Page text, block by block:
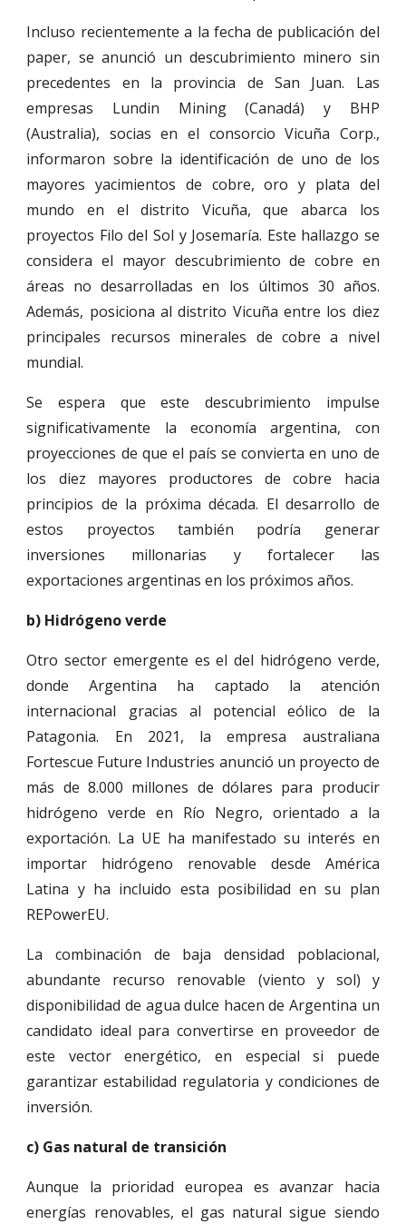
Incluso recientemente a la fecha de publicación del
paper, se anunció un descubrimiento minero sin
precedentes en la provincia de San Juan. Las
empresas Lundin Mining (Canadá) y BHP
(Australia), socias en el consorcio Vicuña Corp.,
informaron sobre la identificación de uno de los
mayores yacimientos de cobre, oro y plata del
mundo en el distrito Vicuña, que abarca los
proyectos Filo del Sol y Josemaría. Este hallazgo se
considera el mayor descubrimiento de cobre en
áreas no desarrolladas en los últimos 30 años.
Además, posiciona al distrito Vicuña entre los diez
principales recursos minerales de cobre a nivel
mundial.
Se espera que este descubrimiento impulse
significativamente la economía argentina, con
proyecciones de que el país se convierta en uno de
los diez mayores productores de cobre hacia
principios de la próxima década. El desarrollo de
estos proyectos también podría generar
inversiones millonarias y fortalecer las
exportaciones argentinas en los próximos años.
b) Hidrógeno verde
Otro sector emergente es el del hidrógeno verde,
donde Argentina ha captado la atención
internacional gracias al potencial eólico de la
Patagonia. En 2021, la empresa australiana
Fortescue Future Industries anunció un proyecto de
más de 8.000 millones de dólares para producir
hidrógeno verde en Río Negro, orientado a la
exportación. La UE ha manifestado su interés en
importar hidrógeno renovable desde América
Latina y ha incluido esta posibilidad en su plan
REPowerEU.
La combinación de baja densidad poblacional,
abundante recurso renovable (viento y sol) y
disponibilidad de agua dulce hacen de Argentina un
candidato ideal para convertirse en proveedor de
este vector energético, en especial si puede
garantizar estabilidad regulatoria y condiciones de
inversión.
c) Gas natural de transición
Aunque la prioridad europea es avanzar hacia
energías renovables, el gas natural sigue siendo